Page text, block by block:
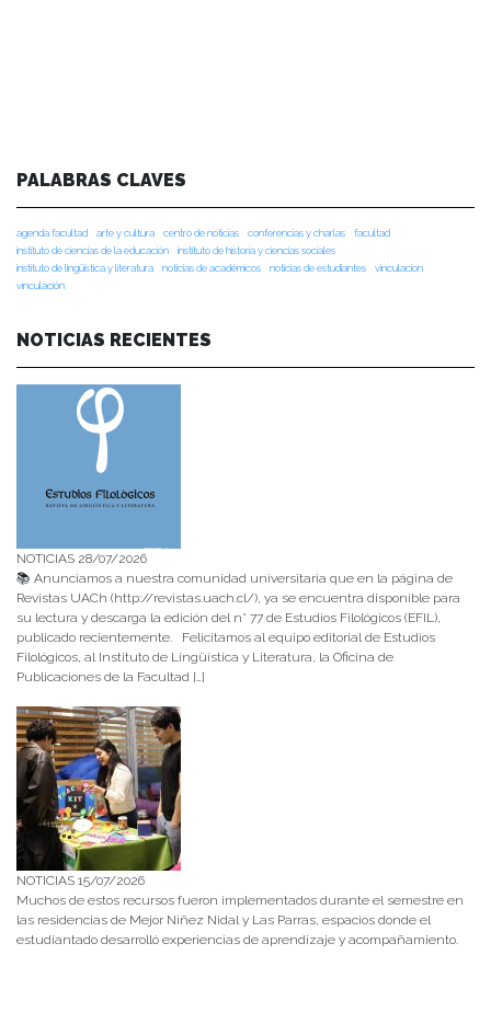
PALABRAS CLAVES
agenda facultad arte y cultura centro de noticias conferencias y charlas
facultad
instituto de ciencias de la educación
instituto de historia y ciencias sociales
instituto de lingüística y literatura
noticias de académicos noticias de estudiantes
vinculacion
vinculación
NOTICIAS RECIENTES
NOTICIAS 28/07/2026
📚 Anunciamos a nuestra comunidad universitaria que en la página de
Revistas UACh (http://revistas.uach.cl/), ya se encuentra disponible para
su lectura y descarga la edición del n° 77 de Estudios Filológicos (EFIL),
publicado recientemente. Felicitamos al equipo editorial de Estudios
Filológicos, al Instituto de Lingüística y Literatura, la Oficina de
Publicaciones de la Facultad […]
NOTICIAS 15/07/2026
Muchos de estos recursos fueron implementados durante el semestre en
las residencias de Mejor Niñez Nidal y Las Parras, espacios donde el
estudiantado desarrolló experiencias de aprendizaje y acompañamiento.